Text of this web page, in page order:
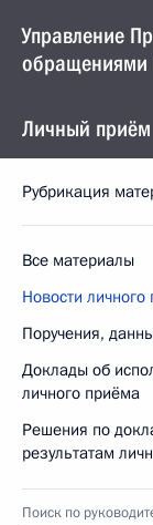
Управление
обращениями
Личный приём
Рубрикация
Все материалы
Новости
Поручения,
Доклады об
личного приёма
Решения по
результатам
Поиск по